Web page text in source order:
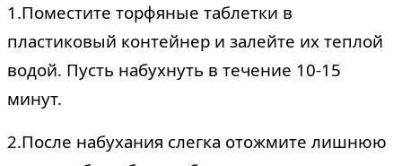
1.Поместите торфяные таблетки в
пластиковый контейнер и залейте их теплой
водой. Пусть набухнуть в течение 10-15
минут.
2.После набухания слегка отожмите лишнюю